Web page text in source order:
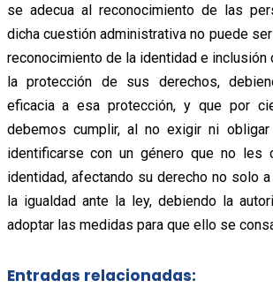
se adecua al reconocimiento de las
dicha cuestión administrativa no puede
reconocimiento de la identidad e inclusión
la protección de sus derechos,
eficacia a esa protección, y que por
debemos cumplir, al no exigir ni
identificarse con un género que no les
identidad, afectando su derecho no solo
la igualdad ante la ley, debiendo la
adoptar las medidas para que ello se
Entradas relacionadas: